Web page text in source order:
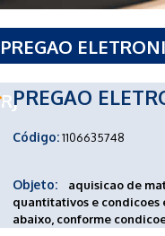
PREGAO
RJPREGAO
Código:1106635748
Objeto:
aquisicao de
quantitativos e condicoes
abaixo, conforme